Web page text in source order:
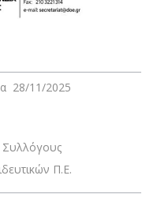
28/11/2025
Συλλόγους
Π.Ε.